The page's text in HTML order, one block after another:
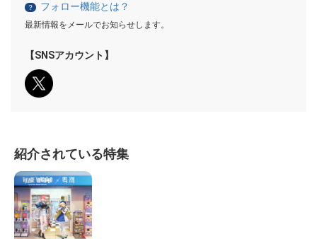
？ フォロー機能とは？
最新情報をメールでお知らせします。
【SNSアカウント】
紹介されている特集